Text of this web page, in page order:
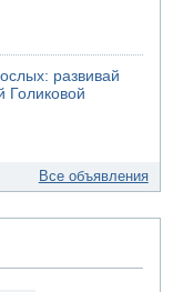
развивай
Голиковой
Все объявления